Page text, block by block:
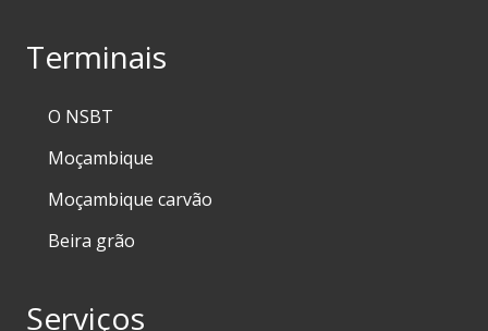
Terminais
O NSBT
Moçambique
Moçambique carvão
Beira grão
Serviços